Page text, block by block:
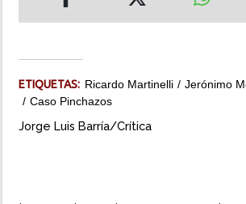
ETIQUETAS: Ricardo Martinelli Jerónimo
Caso Pinchazos
Jorge Luis Barría/Crítica